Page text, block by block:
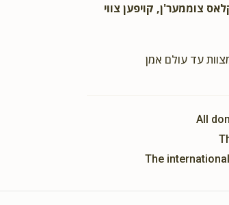
צוממער'ן, קויפען צווי
עד עולם אמן
All
The